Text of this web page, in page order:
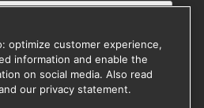
M'inscrire
optimize customer experience,
information and enable the
on social media. Also read
our privacy statement.